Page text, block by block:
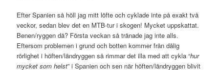
Efter Spanien så höll jag mitt löfte och cyklade inte på exakt två
veckor, sedan blev det en MTB-tur i skogen! Mycket uppskattat.
Benen/ryggen då? Första veckan så tränade jag inte alls.
Eftersom problemen i grund och botten kommer från dålig
rörlighet i höften/ländryggen så rimmar det illa med att cykla “hur
mycket som helst” i Spanien och sen när höften/ländryggen blivit